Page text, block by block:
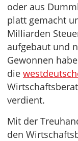
oder aus
platt gemacht
Milliarden
aufgebaut und
Gewonnen
die
verdient.
Mit der
den